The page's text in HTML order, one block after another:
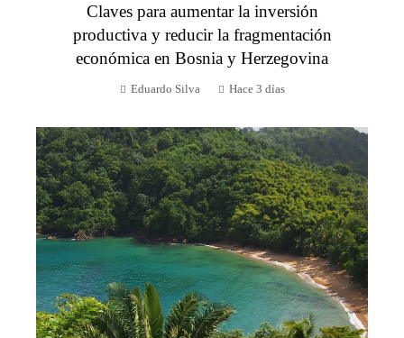
Claves para aumentar la inversión
productiva y reducir la fragmentación
económica en Bosnia y Herzegovina
Eduardo Silva Hace 3 días